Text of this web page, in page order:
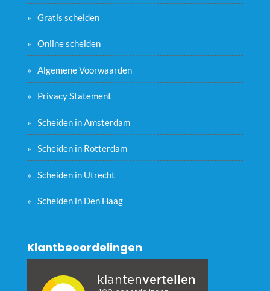
Gratis scheiden
Online scheiden
Algemene Voorwaarden
Privacy Statement
Scheiden in Amsterdam
Scheiden in Rotterdam
Scheiden in Utrecht
Scheiden in Den Haag
Klantbeoordelingen